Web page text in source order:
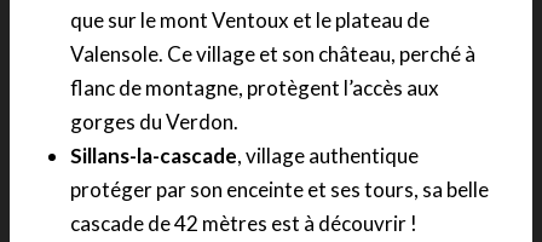
que sur le mont Ventoux et le plateau de
Valensole. Ce village et son château, perché à
flanc de montagne, protègent l’accès aux
gorges du Verdon.
Sillans-la-cascade, village authentique
protéger par son enceinte et ses tours, sa belle
cascade de 42 mètres est à découvrir !